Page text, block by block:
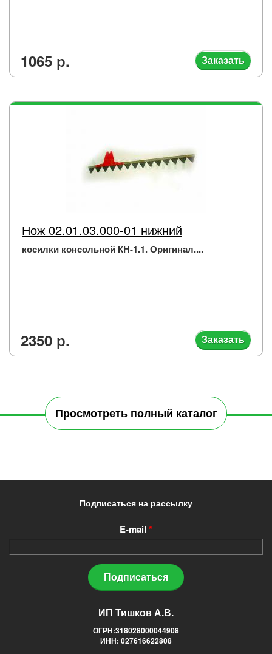
1065 р. Заказать
Нож 02.01.03.000-01 нижний
косилки консольной КН-1.1. Оригинал....
2350 р. Заказать
Просмотреть полный каталог
Подписаться на рассылку
E-mail *
ИП Тишков А.В.
ОГРН:318028000044908
ИНН: 027616622808